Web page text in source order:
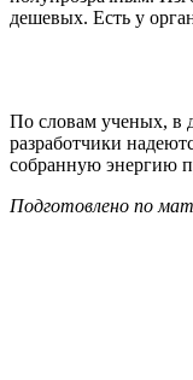
дешевых. Есть у
По словам ученых, в
разработчики
собранную энергию
Подготовлено по